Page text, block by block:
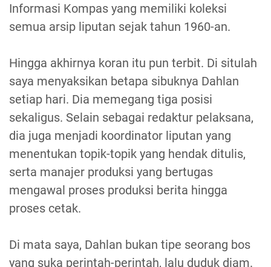
Informasi Kompas yang memiliki koleksi
semua arsip liputan sejak tahun 1960-an.
Hingga akhirnya koran itu pun terbit. Di situlah
saya menyaksikan betapa sibuknya Dahlan
setiap hari. Dia memegang tiga posisi
sekaligus. Selain sebagai redaktur pelaksana,
dia juga menjadi koordinator liputan yang
menentukan topik-topik yang hendak ditulis,
serta manajer produksi yang bertugas
mengawal proses produksi berita hingga
proses cetak.
Di mata saya, Dahlan bukan tipe seorang bos
yang suka perintah-perintah, lalu duduk diam.